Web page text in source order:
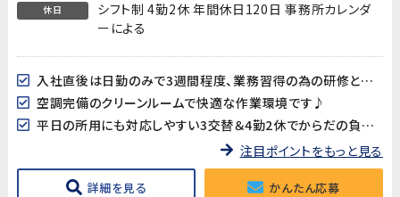
休日
シフト制 4勤2休 年間休日120日 事務所カレンダ
ーによる
入社直後は日勤のみで3週間程度、業務習得の為の研修となります。
空調完備のクリーンルームで快適な作業環境です♪
平日の所用にも対応しやすい3交替＆4勤2休でからだの負担も軽減。
注目ポイントをもっと見る
詳細を見る かんたん応募